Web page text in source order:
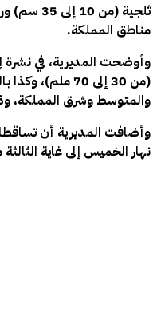
مناطق المملكة.
وأوضحت المديرية، في نشرة
والمتوسط وشرق المملكة،
نهار الخميس إلى غاية